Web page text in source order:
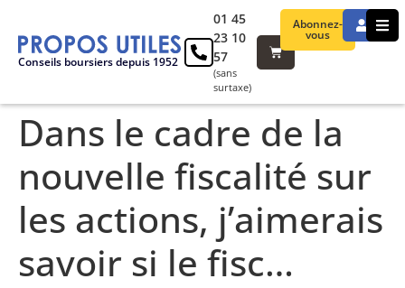
Conseils boursiers depuis 1952
Abonnez-
vous
01 45
23 10
57
(sans
surtaxe)
Dans le cadre de la
nouvelle fiscalité sur
les actions, j’aimerais
savoir si le fisc…